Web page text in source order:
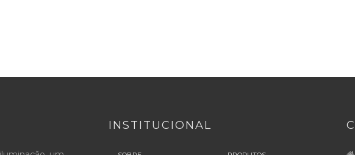
INSTITUCIONAL